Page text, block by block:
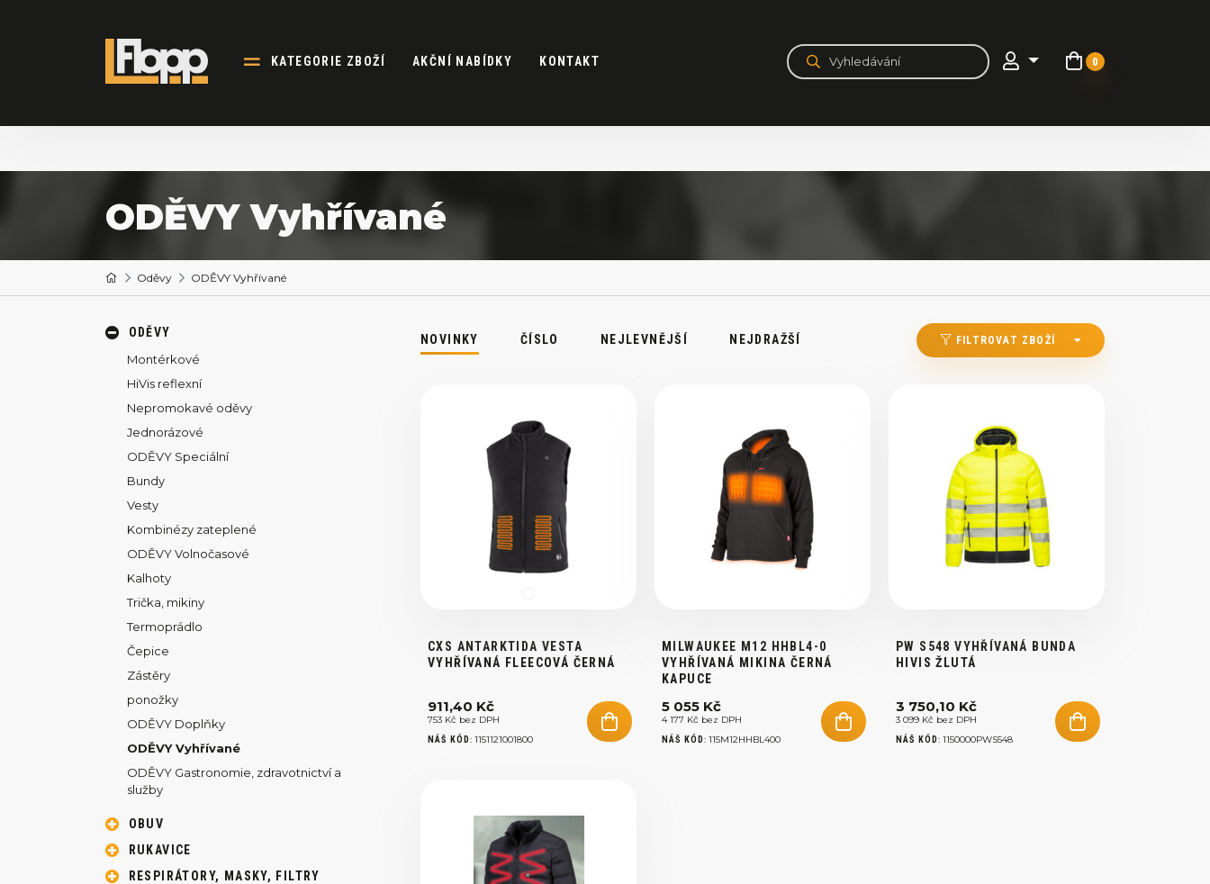
KATEGORIE ZBOŽÍ AKČNÍ NABÍDKY KONTAKT 0
ODĚVY Vyhřívané
Oděvy ODĚVY Vyhřívané
ODĚVY
Montérkové
HiVis reflexní
Nepromokavé oděvy
Jednorázové
ODĚVY Speciální
Bundy
Vesty
Kombinézy zateplené
ODĚVY Volnočasové
Kalhoty
Trička, mikiny
Termoprádlo
Čepice
Zástěry
ponožky
ODĚVY Doplňky
ODĚVY Vyhřívané
ODĚVY Gastronomie, zdravotnictví a
služby
OBUV
RUKAVICE
RESPIRÁTORY, MASKY, FILTRY
NOVINKY ČÍSLO NEJLEVNĚJŠÍ NEJDRAŽŠÍ FILTROVAT ZBOŽÍ
CXS ANTARKTIDA VESTA
VYHŘÍVANÁ FLEECOVÁ ČERNÁ
911,40 Kč
753 Kč bez DPH
NÁŠ KÓD:1151121001800
MILWAUKEE M12 HHBL4-0
VYHŘÍVANÁ MIKINA ČERNÁ
KAPUCE
5 055 Kč
4 177 Kč bez DPH
NÁŠ KÓD:115M12HHBL400
PW S548 VYHŘÍVANÁ BUNDA
HIVIS ŽLUTÁ
3 750,10 Kč
3 099 Kč bez DPH
NÁŠ KÓD:1150000PWS548